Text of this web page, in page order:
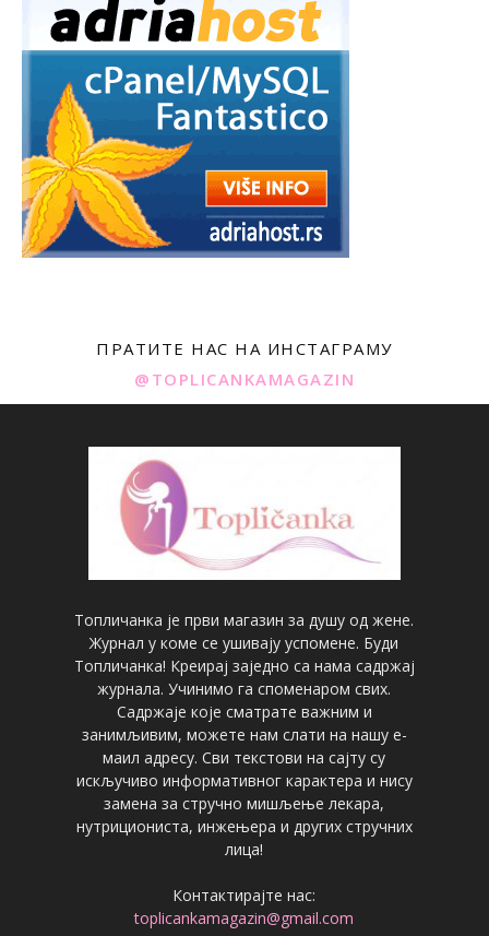
ПРАТИТЕ НАС НА ИНСТАГРАМУ
@TOPLICANKAMAGAZIN
Топличанка је први магазин за душу од жене.
Журнал у коме се ушивају успомене. Буди
Топличанка! Креирај заједно са нама садржај
журнала. Учинимо га споменаром свих.
Садржаје које сматрате важним и
занимљивим, можете нам слати на нашу е-
маил адресу. Сви текстови на сајту су
искључиво информативног карактера и нису
замена за стручно мишљење лекара,
нутрициониста, инжењера и других стручних
лица!
Контактирајте нас:
toplicankamagazin@gmail.com